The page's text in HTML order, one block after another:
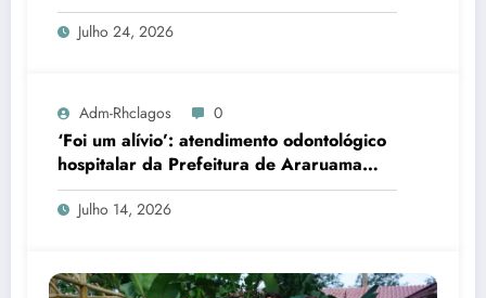
Julho 24, 2026
Adm-Rhclagos 0
‘Foi um alívio’: atendimento odontológico
hospitalar da Prefeitura de Araruama
transforma rotina de famílias atípicas
Julho 14, 2026